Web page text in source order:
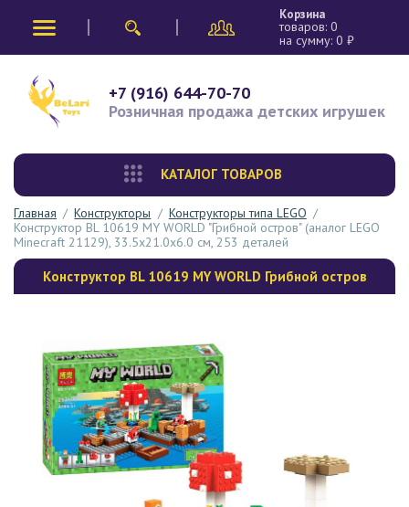
Корзина
товаров: 0
на сумму: 0₽
+7 (916) 644-70-70
Розничная продажа детских игрушек
КАТАЛОГ ТОВАРОВ
Главная / Конструкторы / Конструкторы типа LEGO /
Конструктор BL 10619 MY WORLD "Грибной остров" (аналог LEGO
Minecraft 21129), 33.5x21.0x6.0 см, 253 деталей
Конструктор BL 10619 MY WORLD Грибной остров